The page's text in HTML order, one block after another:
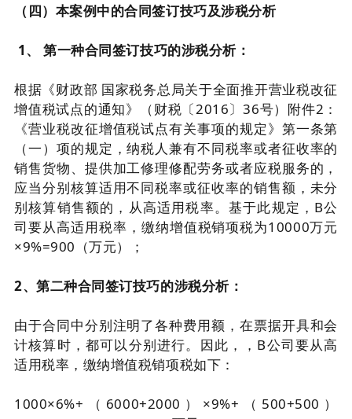
（四）本案例中的合同签订技巧及涉税分析
1、 第一种合同签订技巧的涉税分析：
根据《财政部 国家税务总局关于全面推开营业税改征
增值税试点的通知》（财税〔2016〕36号）附件2：
《营业税改征增值税试点有关事项的规定》第一条第
（一）项的规定，纳税人兼有不同税率或者征收率的
销售货物、提供加工修理修配劳务或者应税服务的，
应当分别核算适用不同税率或征收率的销售额，未分
别核算销售额的，从高适用税率。基于此规定，B公
司要从高适用税率，缴纳增值税销项税为10000万元
×9%=900（万元）；
2、第二种合同签订技巧的涉税分析：
由于合同中分别注明了各种费用额，在票据开具和会
计核算时，都可以分别进行。因此，，B公司要从高
适用税率，缴纳增值税销项税如下：
1000×6%+（6000+2000）×9%+（500+500）